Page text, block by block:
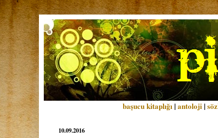
başucu kitaplığı |antoloji |
10.09.2016